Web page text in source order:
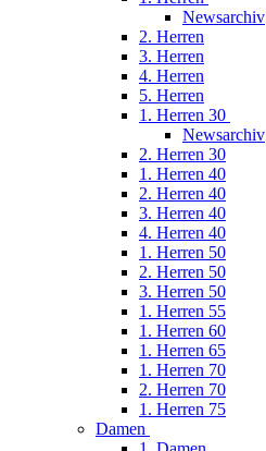
Newsarchiv
2. Herren
3. Herren
4. Herren
5. Herren
1. Herren 30
Newsarchiv
2. Herren 30
1. Herren 40
2. Herren 40
3. Herren 40
4. Herren 40
1. Herren 50
2. Herren 50
3. Herren 50
1. Herren 55
1. Herren 60
1. Herren 65
1. Herren 70
2. Herren 70
1. Herren 75
Damen